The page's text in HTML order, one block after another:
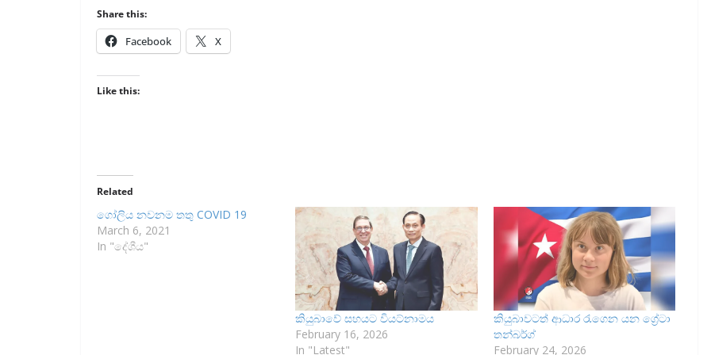
Share this:
Facebook X
Like this:
Related
ගෝලිය නවනම තතු COVID 19
March 6, 2021
In "දේශීය"
කියුබාවේ සහයට වියට්නාමය
February 16, 2026
In "Latest"
කියුබාවටත් ආධාර රැගෙන යන ග්‍රේටා
තන්බර්ග්
February 24, 2026